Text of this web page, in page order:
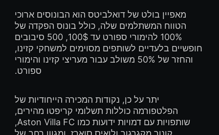
מאפיין בולט של דואלביטס הוא הבונוסים ארוכי
הטווח המשתלמים שלה, כולל בונוס הפקדה של
100% להימורי ספורט עד 100$, 500 סיבובים
חופשיים בלעדיים לשותפים מסוימים למשחקי קזינו,
והחזר של 50% משולב עבור מעריצי קזינו והימורי
ספורט.
יתר על כן, נקודות המכירה הייחודיות של
הפלטפורמה כוללות תשלומי קריפטו מהירים,
שותפויות עם דמויות ידועות כמו Aston Villa FC,